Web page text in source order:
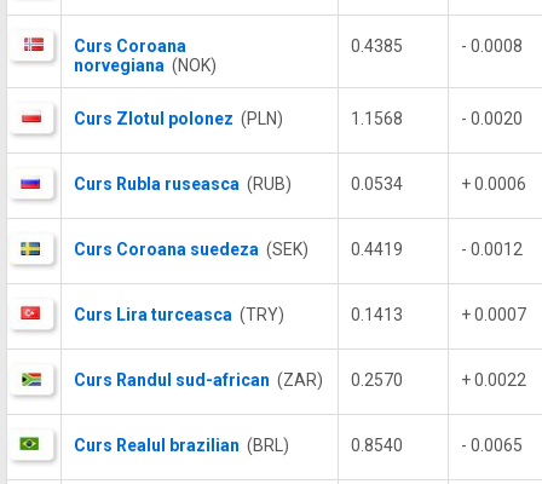
Curs Coroana
norvegiana (NOK)
0.4385 - 0.0008
Curs Zlotul polonez (PLN) 1.1568 - 0.0020
Curs Rubla ruseasca (RUB) 0.0534 + 0.0006
Curs Coroana suedeza (SEK) 0.4419 - 0.0012
Curs Lira turceasca (TRY) 0.1413 + 0.0007
Curs Randul sud-african (ZAR) 0.2570 + 0.0022
Curs Realul brazilian (BRL) 0.8540 - 0.0065